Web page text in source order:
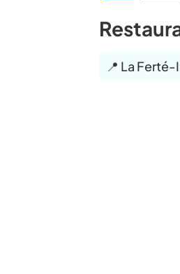
📍 La